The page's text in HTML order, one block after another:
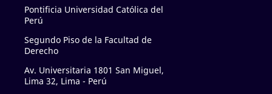
Pontificia Universidad Católica del
Perú
Segundo Piso de la Facultad de
Derecho
Av. Universitaria 1801 San Miguel,
Lima 32, Lima - Perú